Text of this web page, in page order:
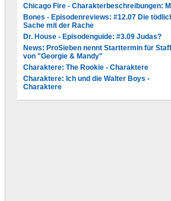
Chicago Fire - Charakterbeschreibungen:
Bones - Episodenreviews: #12.07 Die
Sache mit der Rache
Dr. House - Episodenguide: #3.09 Judas?
News: ProSieben nennt Starttermin für
von "Georgie & Mandy"
Charaktere: The Rookie - Charaktere
Charaktere: Ich und die Walter Boys -
Charaktere